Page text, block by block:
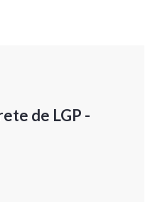
de LGP -